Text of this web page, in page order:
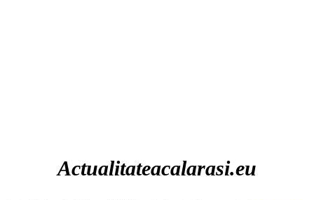
Actualitateacalarasi.eu